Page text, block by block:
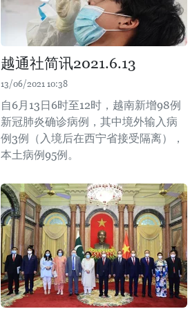
越通社简讯2021.6.13
13/06/2021 10:38
自6月13日6时至12时，越南新增98例
新冠肺炎确诊病例，其中境外输入病
例3例（入境后在西宁省接受隔离），
本土病例95例。